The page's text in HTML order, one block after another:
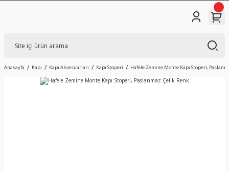
Anasayfa Kapı Kapı Aksesuarları Kapı Stoperi Hafele Zemine Monte Kapı Stoperi,